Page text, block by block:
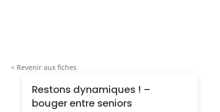
< Revenir aux fiches
Restons dynamiques ! –
bouger entre seniors